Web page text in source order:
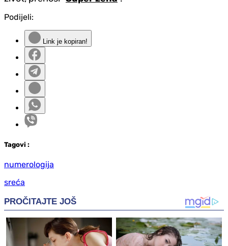
Podijeli:
Link je kopiran!
Tagovi :
numerologija
sreća